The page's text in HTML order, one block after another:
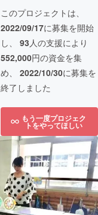
このプロジェクトは、
2022/09/17に募集を開始
し、 93人の支援により
552,000円の資金を集
め、 2022/10/30に募集を
終了しました
もう一度プロジェク
トをやってほしい